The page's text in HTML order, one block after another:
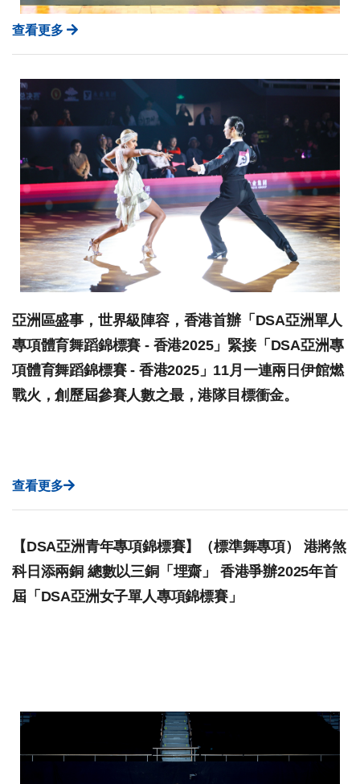
查看更多
亞洲區盛事，世界級陣容，香港首辦「DSA亞洲單人
專項體育舞蹈錦標賽 - 香港2025」緊接「DSA亞洲專
項體育舞蹈錦標賽 - 香港2025」11月一連兩日伊館燃
戰火，創歷屆參賽人數之最，港隊目標衝金。
查看更多
【DSA亞洲青年專項錦標賽】（標準舞專項） 港將煞
科日添兩銅 總數以三銅「埋齋」 香港爭辦2025年首
屆「DSA亞洲女子單人專項錦標賽」